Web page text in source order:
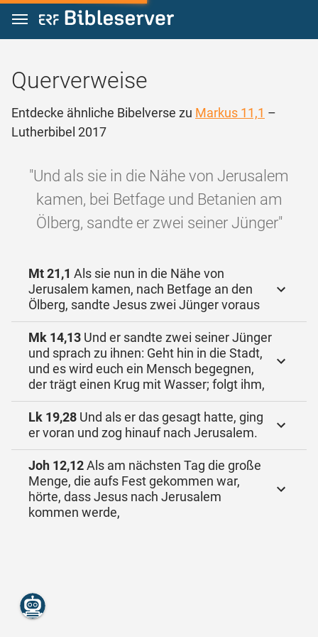
Zum Inhalt springen
Querverweise
Entdecke ähnliche Bibelverse zu Markus 11,1 –
Lutherbibel 2017
"Und als sie in die Nähe von Jerusalem
kamen, bei Betfage und Betanien am
Ölberg, sandte er zwei seiner Jünger"
Mt 21,1 Als sie nun in die Nähe von
Jerusalem kamen, nach Betfage an den
Ölberg, sandte Jesus zwei Jünger voraus
Mk 14,13 Und er sandte zwei seiner Jünger
und sprach zu ihnen: Geht hin in die Stadt,
und es wird euch ein Mensch begegnen,
der trägt einen Krug mit Wasser; folgt ihm,
Lk 19,28 Und als er das gesagt hatte, ging
er voran und zog hinauf nach Jerusalem.
Joh 12,12Als am nächsten Tag die große
Menge, die aufs Fest gekommen war,
hörte, dass Jesus nach Jerusalem
kommen werde,